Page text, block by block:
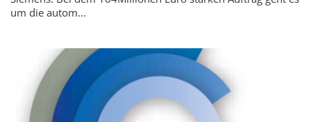
um die autom...